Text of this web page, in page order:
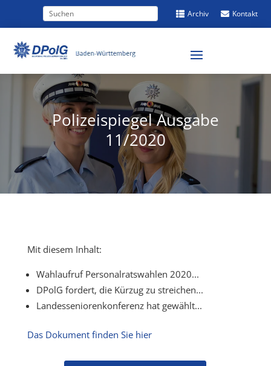
 Kontakt
 Archiv
Polizeispiegel Ausgabe
11/2020
Mit diesem Inhalt:
Wahlaufruf Personalratswahlen 2020...
DPolG fordert, die Kürzug zu streichen...
Landesseniorenkonferenz hat gewählt...
Das Dokument finden Sie hier